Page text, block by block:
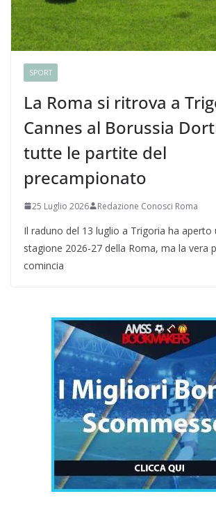
SPORT
La Roma si ritrova a
Cannes al Borussia
tutte le partite del
precampionato
25 Luglio 2026 Redazione Conosci Roma
Il raduno del 13 luglio a Trigoria ha aperto
stagione 2026-27 della Roma, ma la vera
comincia